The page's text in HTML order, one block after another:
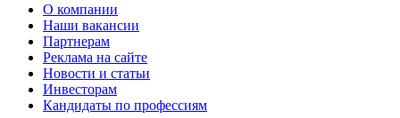
О компании
Наши вакансии
Партнерам
Реклама на сайте
Новости и статьи
Инвесторам
Кандидаты по профессиям